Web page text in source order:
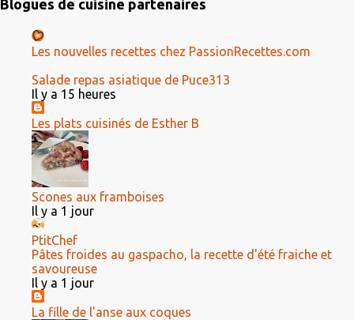
Blogues de cuisine partenaires
Les nouvelles recettes chez PassionRecettes.com
Salade repas asiatique de Puce313
Il y a 15 heures
Les plats cuisinés de Esther B
Scones aux framboises
Il y a 1 jour
PtitChef
Pâtes froides au gaspacho, la recette d'été fraiche et
savoureuse
Il y a 1 jour
La fille de l'anse aux coques